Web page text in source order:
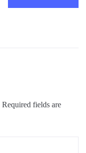
Required fields are